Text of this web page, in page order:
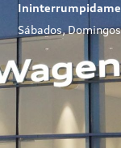
Sábados,